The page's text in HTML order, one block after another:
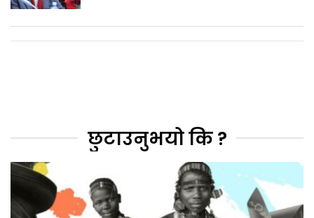
छुटाउनुभयो कि ?